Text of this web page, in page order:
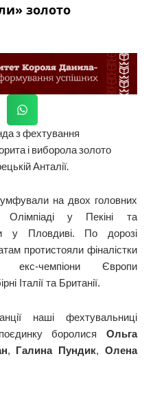
золото
з фехтування
і виборола золото
Анталії.
на двох головних
Олімпіаді у Пекіні та
у Пловдиві. По дорозі
протистояли фіналістки
екс-чемпіони Європи
Італії та Британії.
наші фехтувальниці
боролися Ольга
, Галина Пундик, Олена